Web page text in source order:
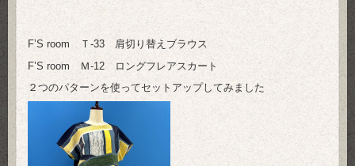
F’S room Ｔ-33 肩切り替えブラウス
F’S room Ｍ-12 ロングフレアスカート
２つのパターンを使ってセットアップしてみました